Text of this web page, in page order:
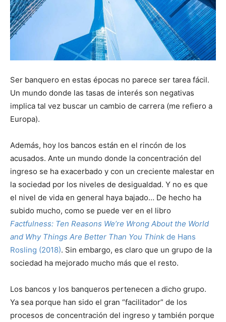
Ser banquero en estas épocas no parece ser tarea fácil.
Un mundo donde las tasas de interés son negativas
implica tal vez buscar un cambio de carrera (me refiero a
Europa).
Además, hoy los bancos están en el rincón de los
acusados. Ante un mundo donde la concentración del
ingreso se ha exacerbado y con un creciente malestar en
la sociedad por los niveles de desigualdad. Y no es que
el nivel de vida en general haya bajado… De hecho ha
subido mucho, como se puede ver en el libro
Factfulness: Ten Reasons We’re Wrong About the World
and Why Things Are Better Than You Think de Hans
Rosling (2018). Sin embargo, es claro que un grupo de la
sociedad ha mejorado mucho más que el resto.
Los bancos y los banqueros pertenecen a dicho grupo.
Ya sea porque han sido el gran “facilitador” de los
procesos de concentración del ingreso y también porque